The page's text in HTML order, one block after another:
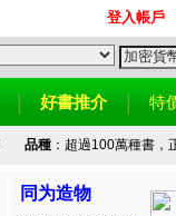
登入帳戶
好書推介 特
品種：超過100萬種書，
同为造物